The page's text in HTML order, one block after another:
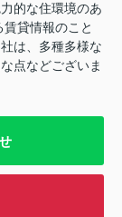
的な住環境のあ
貸情報のこと
は、多種多様な
点などございま